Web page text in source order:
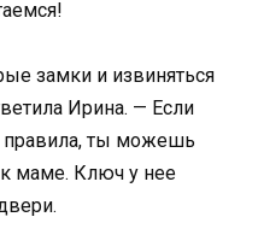
замки и извиняться
Ирина. — Если
правила, ты можешь
к маме. Ключ у нее